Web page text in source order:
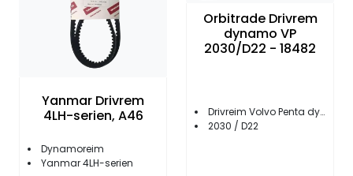
Yanmar Drivrem
4LH-serien, A46
Dynamoreim
Yanmar 4LH-serien
Orbitrade Drivrem
dynamo VP
2030/D22 - 18482
Drivreim Volvo Penta dynamo
2030 / D22
Båtpleie/Opplag
Outlet
Kampanje